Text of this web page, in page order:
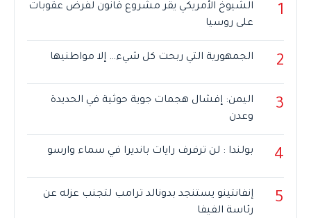
1
الشيوخ الأمريكي يقر مشروع قانون لفرض عقوبات
على روسيا
2 الجمهورية التي ربحت كل شيء… إلا مواطنيها
3
اليمن: إفشال هجمات جوية حوثية في الحديدة
وعدن
4 بولندا : لن ترفرف رايات بانديرا في سماء وارسو
5
إنفانتينو يستنجد بدونالد ترامب لتجنب عزله عن
رئاسة الفيفا